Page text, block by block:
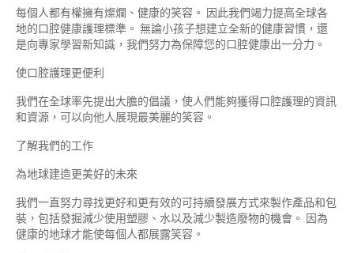
每個人都有權擁有燦爛、健康的笑容。 因此我們竭力提高全球各
地的口腔健康護理標準。 無論小孩子想建立全新的健康習慣，還
是向專家學習新知識，我們努力為保障您的口腔健康出一分力。
使口腔護理更便利
我們在全球率先提出大膽的倡議，使人們能夠獲得口腔護理的資訊
和資源，可以向他人展現最美麗的笑容。
了解我們的工作
為地球建造更美好的未來
我們一直努力尋找更好和更有效的可持續發展方式來製作產品和包
裝，包括發掘減少使用塑膠、水以及減少製造廢物的機會。 因為
健康的地球才能使每個人都展露笑容。